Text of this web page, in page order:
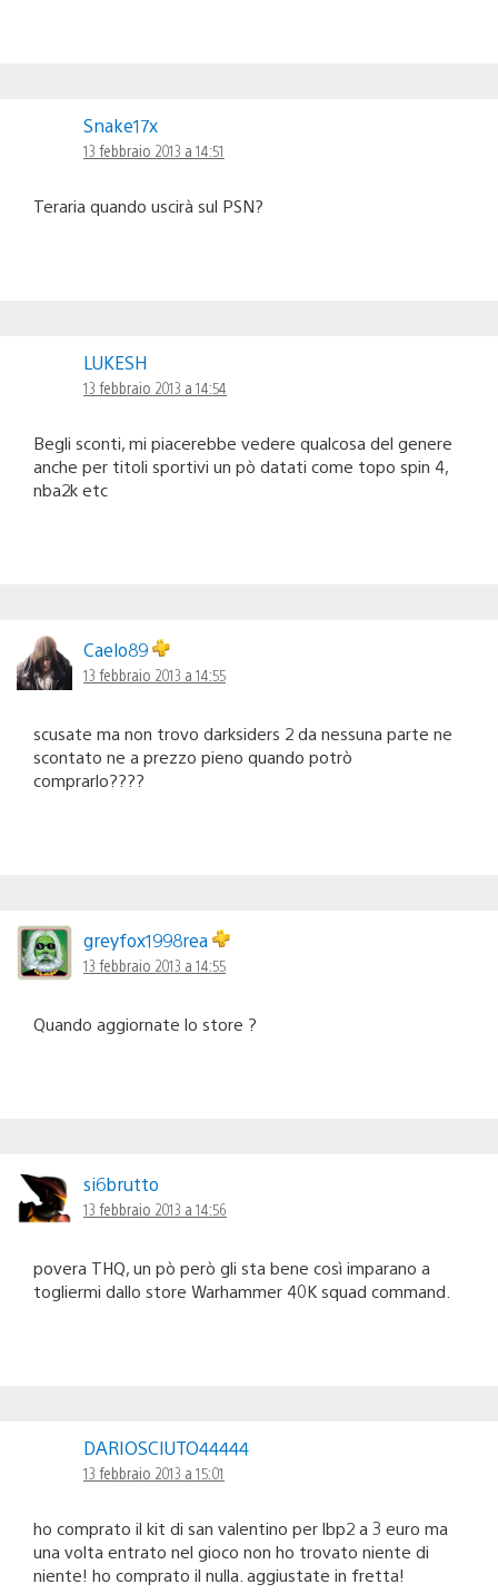
Snake17x
13 febbraio 2013 a 14:51
Teraria quando uscirà sul PSN?
LUKESH
13 febbraio 2013 a 14:54
Begli sconti, mi piacerebbe vedere qualcosa del genere
anche per titoli sportivi un pò datati come topo spin 4,
nba2k etc
Caelo89
13 febbraio 2013 a 14:55
scusate ma non trovo darksiders 2 da nessuna parte ne
scontato ne a prezzo pieno quando potrò
comprarlo????
greyfox1998rea
13 febbraio 2013 a 14:55
Quando aggiornate lo store ?
si6brutto
13 febbraio 2013 a 14:56
povera THQ, un pò però gli sta bene così imparano a
togliermi dallo store Warhammer 40K squad command.
DARIOSCIUTO44444
13 febbraio 2013 a 15:01
ho comprato il kit di san valentino per lbp2 a 3 euro ma
una volta entrato nel gioco non ho trovato niente di
niente! ho comprato il nulla. aggiustate in fretta!